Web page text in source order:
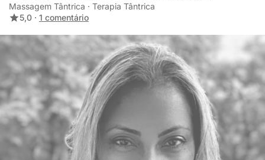
Massagem Tântrica · Terapia Tântrica
5,0 · 1 comentário